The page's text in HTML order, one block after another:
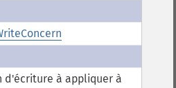
d'écriture à appliquer à